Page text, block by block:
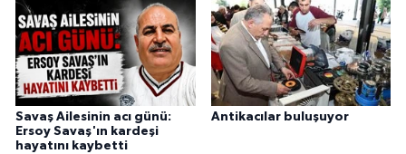
Savaş Ailesinin acı günü:
Ersoy Savaş'ın kardeşi
hayatını kaybetti
Antikacılar buluşuyor